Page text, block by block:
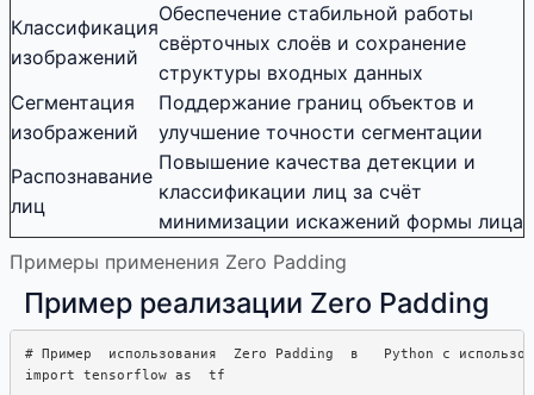
Примеры применения Zero Padding
Классификация
изображений
Обеспечение стабильной работы
свёрточных слоёв и сохранение
структуры входных данных
Сегментация
изображений
Поддержание границ объектов и
улучшение точности сегментации
Распознавание
лиц
Повышение качества детекции и
классификации лиц за счёт
минимизации искажений формы лица
Пример реализации Zero Padding
# Пример  использования  Zero Padding  в   Python с
import tensorflow as  tf